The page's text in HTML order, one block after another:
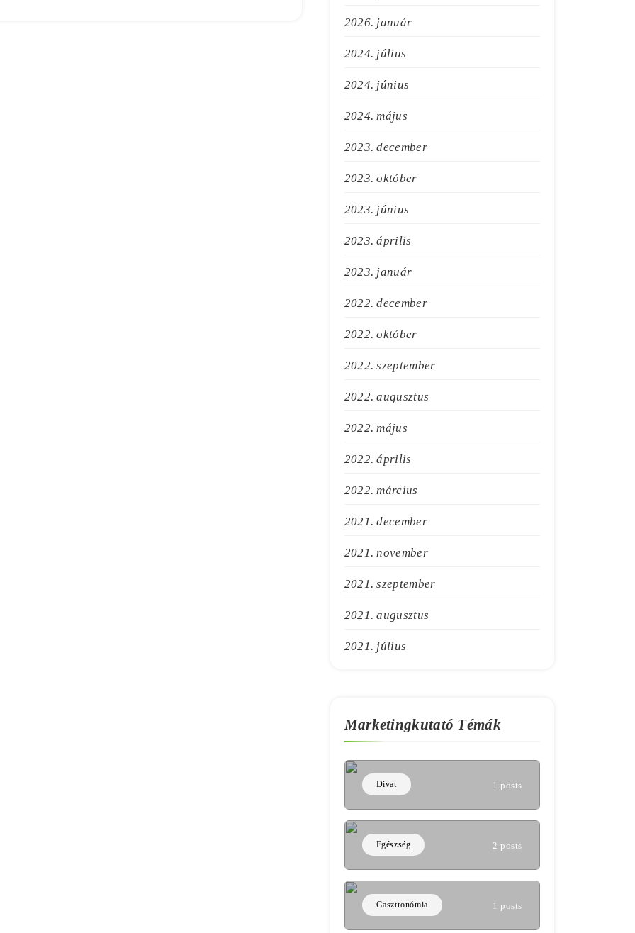
2026. január
2024. július
2024. június
2024. május
2023. december
2023. október
2023. június
2023. április
2023. január
2022. december
2022. október
2022. szeptember
2022. augusztus
2022. május
2022. április
2022. március
2021. december
2021. november
2021. szeptember
2021. augusztus
2021. július
Marketingkutató Témák
Divat 1 posts
Egészség 2 posts
Gasztronómia 1 posts